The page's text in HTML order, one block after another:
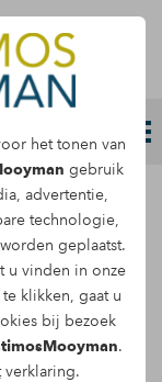
het tonen van
gebruik
advertentie,
technologie,
geplaatst.
u vinden in onze
klikken, gaat u
bij bezoek
.
verklaring.
melden